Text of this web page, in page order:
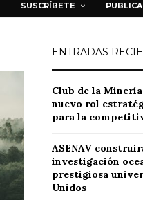
SUSCRÍBETE
ENTRADAS
Club de la
nuevo rol
para la
ASENAV
investigación
prestigiosa
Unidos